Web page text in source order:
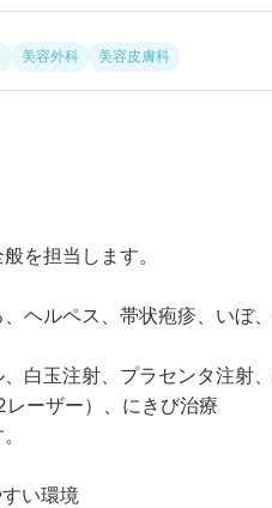
美容外科 美容皮膚科
を担当します。
ヘルペス、帯状疱疹、いぼ
白玉注射、プラセンタ注射
ーザー）、にきび治療
い環境